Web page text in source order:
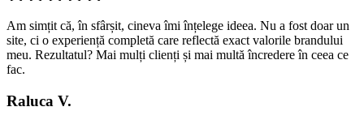
Am simțit că, în sfârșit, cineva îmi înțelege ideea. Nu a fost doar un
site, ci o experiență completă care reflectă exact valorile brandului
meu. Rezultatul? Mai mulți clienți și mai multă încredere în ceea ce
fac.
Raluca V.